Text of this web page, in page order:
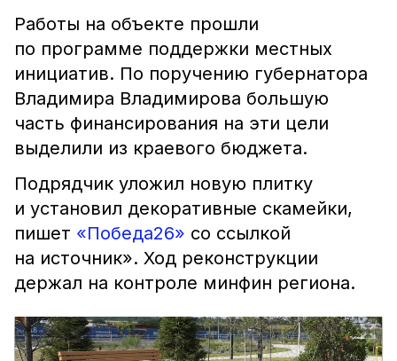
Работы на объекте прошли
по программе поддержки местных
инициатив. По поручению губернатора
Владимира Владимирова большую
часть финансирования на эти цели
выделили из краевого бюджета.
Подрядчик уложил новую плитку
и установил декоративные скамейки,
пишет «Победа26» со ссылкой
на источник». Ход реконструкции
держал на контроле минфин региона.